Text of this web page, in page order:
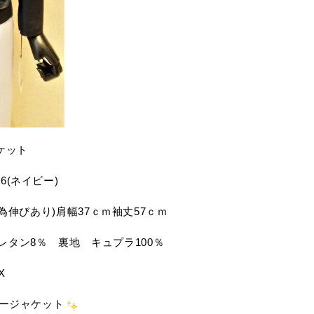
ット
ネイビー)
伸びあり)肩幅37ｃｍ袖丈57ｃｍ
タン8％ 裏地 キュプラ100％
ジャケット